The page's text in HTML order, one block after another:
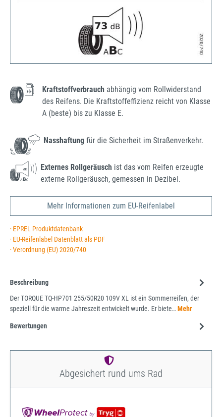
Kraftstoffverbrauch abhängig vom Rollwiderstand
des Reifens. Die Kraftstoffeffizienz reicht von Klasse
A (beste) bis zu Klasse E.
Nasshaftung für die Sicherheit im Straßenverkehr.
Externes Rollgeräusch ist das vom Reifen erzeugte
externe Rollgeräusch, gemessen in Dezibel.
Mehr Informationen zum EU-Reifenlabel
· EPREL Produktdatenbank
· EU-Reifenlabel Datenblatt als PDF
· Verordnung (EU) 2020/740
Beschreibung
Der TORQUE TQ-HP701 255/50R20 109V XL ist ein Sommerreifen, der
speziell für die warme Jahreszeit entwickelt wurde. Er biete…Mehr
Bewertungen
Abgesichert rund ums Rad